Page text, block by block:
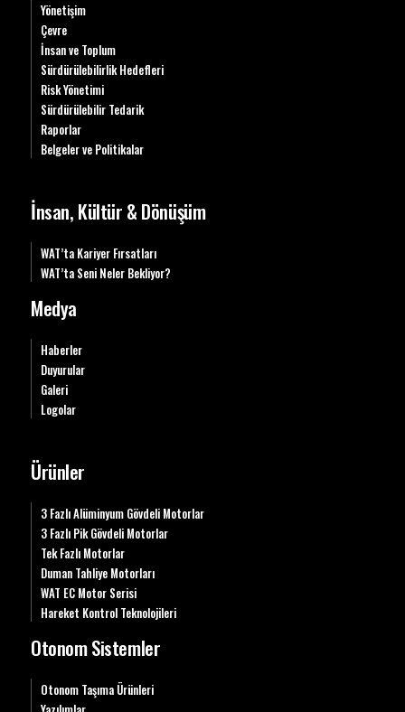
Yönetişim
Çevre
İnsan ve Toplum
Sürdürülebilirlik Hedefleri
Risk Yönetimi
Sürdürülebilir Tedarik
Raporlar
Belgeler ve Politikalar
İnsan, Kültür & Dönüşüm
WAT’ta Kariyer Fırsatları
WAT’ta Seni Neler Bekliyor?
Medya
Haberler
Duyurular
Galeri
Logolar
Ürünler
3 Fazlı Alüminyum Gövdeli Motorlar
3 Fazlı Pik Gövdeli Motorlar
Tek Fazlı Motorlar
Duman Tahliye Motorları
WAT EC Motor Serisi
Hareket Kontrol Teknolojileri
Otonom Sistemler
Otonom Taşıma Ürünleri